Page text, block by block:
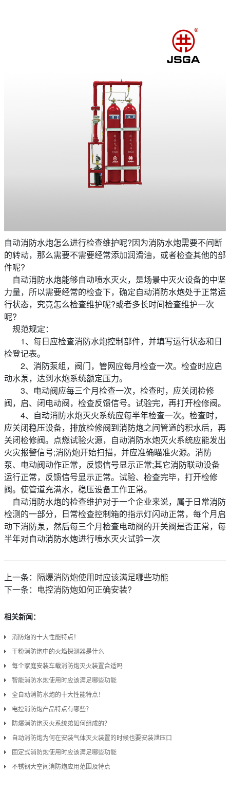
自动消防水炮怎么进行检查维护呢?因为消防水炮需要不间断
的转动，那么需要不需要经常添加润滑油，或者检查其他的部
件呢?
自动消防水炮能够自动喷水灭火，是场景中灭火设备的中坚
力量，所以需要经常的检查下，确定自动消防水炮处于正常运
行状态，究竟怎么检查维护呢?或者多长时间检查维护一次
呢?
规范规定：
1、每日应检查消防水炮控制部件，并填写运行状态和日
检登记表。
2、消防泵组，阀门，管网应每月检查一次。检查时应启
动水泵，达到水炮系统额定压力。
3、电动阀应每三个月检查一次，检查时，应关闭检修
阀，启、闭电动阀，检查反馈信号。试验完，再打开检修阀。
4、自动消防水炮灭火系统应每半年检查一次。检查时，
应关闭稳压设备，排放检修阀到消防炮之间管道的积水后，再
关闭检修阀。点燃试验火源，自动消防水炮灭火系统应能发出
火灾报警信号;消防炮开始扫描，并应准确瞄准火源。消防
泵、电动阀动作正常，反馈信号显示正常;其它消防联动设备
运行正常，反馈信号显示正常。试验、检查完毕，打开检修
阀。使管道充满水，稳压设备工作正常。
自动消防水炮的检查维护对于一个企业来说，属于日常消防
检测的一部分，日常检查控制箱的指示灯闪动正常，每个月启
动下消防泵，然后每三个月检查电动阀的开关阀是否正常，每
半年对自动消防水炮进行喷水灭火试验一次
上一条： 隔爆消防炮使用时应该满足哪些功能
下一条： 电控消防炮如何正确安装?
相关新闻：
消防炮的十大性能特点！
干粉消防炮中的火焰探测器是什么
每个家庭安装车载消防炮灭火装置合适吗
智能消防水炮使用时应该满足哪些功能
全自动消防水炮的十大性能特点！
电控消防炮产品特点有哪些？
防爆消防炮灭火系统弟如何组成的？
自动消防炮为何在安装气体灭火装置的时候也要安装泄压口
固定式消防炮使用时应该满足哪些功能
不锈钢大空间消防炮应用范围及特点